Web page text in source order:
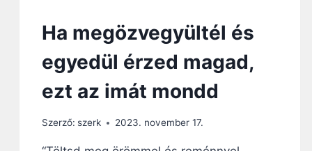
G
É
R
!
Ha megözvegyültél és
egyedül érzed magad,
ezt az imát mondd
Szerző: szerk 2023. november 17.